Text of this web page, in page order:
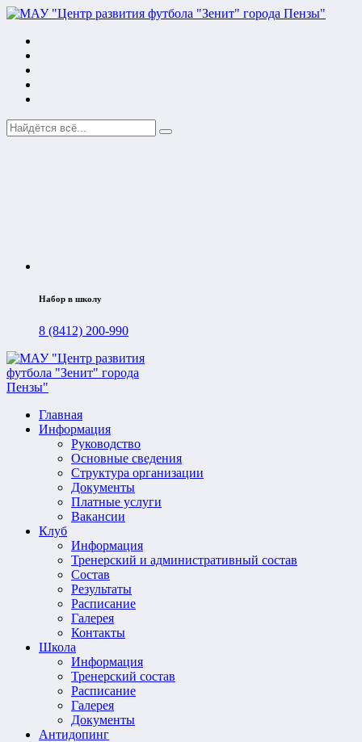
Набор в школу
8 (8412) 200-990
Главная
Информация
Руководство
Основные сведения
Структура организации
Документы
Платные услуги
Вакансии
Клуб
Информация
Тренерский и административный состав
Состав
Результаты
Расписание
Галерея
Контакты
Школа
Информация
Тренерский состав
Расписание
Галерея
Документы
Антидопинг